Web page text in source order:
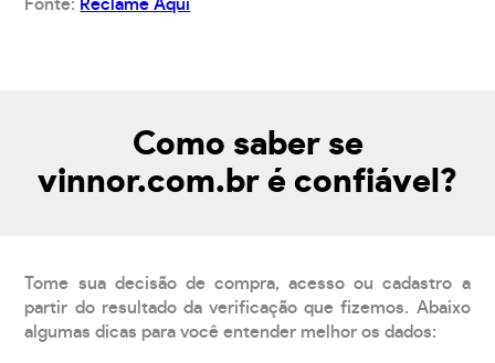
Fonte: Reclame Aqui
Como saber se
vinnor.com.br é confiável?
Tome sua decisão de compra, acesso ou cadastro a
partir do resultado da verificação que fizemos. Abaixo
algumas dicas para você entender melhor os dados: